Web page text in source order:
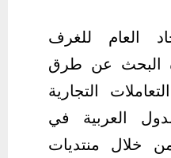
العام للغرف
البحث عن طرق
التجارية
العربية في
خلال منتديات